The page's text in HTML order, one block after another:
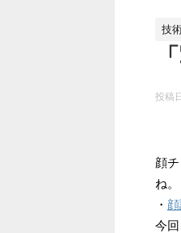
技
投稿
顔
ね。
・
今